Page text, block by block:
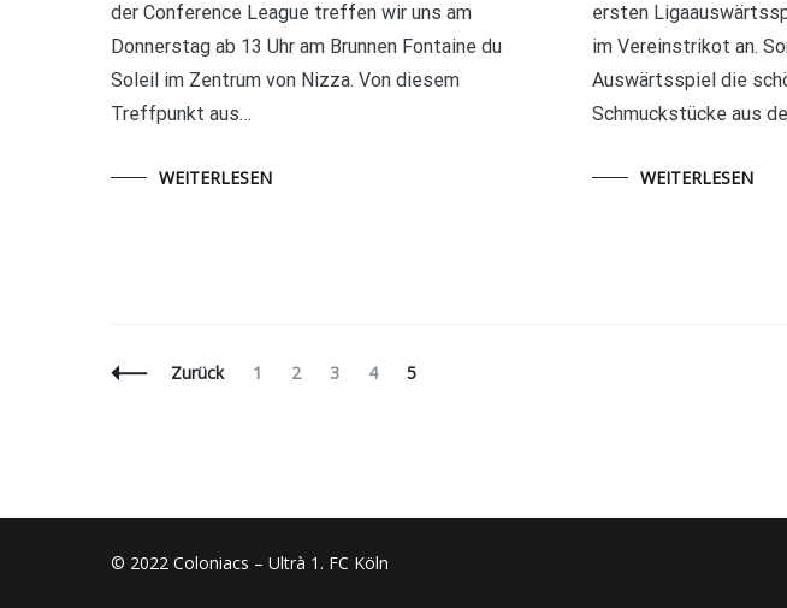
der Conference League treffen wir uns am
Donnerstag ab 13 Uhr am Brunnen Fontaine du
Soleil im Zentrum von Nizza. Von diesem
Treffpunkt aus…
WEITERLESEN
ersten
im Vereinstrikot an.
Auswärtsspiel die
Schmuckstücke aus
WEITERLESEN
Beitragsnavigation
Zurück Seite
1 Seite
2 Seite
3 Seite
4 Seite
5
© 2022 Coloniacs – Ultrà 1. FC Köln